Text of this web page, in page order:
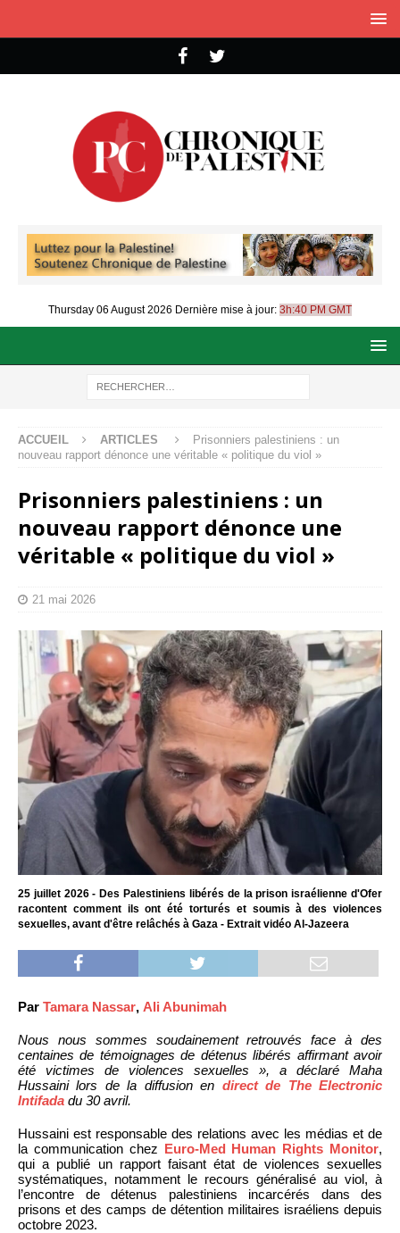
Thursday 06 August 2026 Dernière mise à jour: 3h:40 PM GMT
ACCUEIL ARTICLES
Prisonniers palestiniens : un
nouveau rapport dénonce une véritable « politique du viol »
Prisonniers palestiniens : un
nouveau rapport dénonce une
véritable « politique du viol »
21 mai 2026
25 juillet 2026 - Des Palestiniens libérés de la prison israélienne d'Ofer
racontent comment ils ont été torturés et soumis à des violences
sexuelles, avant d'être relâchés à Gaza - Extrait vidéo Al-Jazeera
Par Tamara Nassar, Ali Abunimah
Nous nous sommes soudainement retrouvés face à des
centaines de témoignages de détenus libérés affirmant avoir
été victimes de violences sexuelles », a déclaré Maha
Hussaini lors de la diffusion en direct de The Electronic
Intifada du 30 avril.
Hussaini est responsable des relations avec les médias et de
la communication chez Euro-Med Human Rights Monitor,
qui a publié un rapport faisant état de violences sexuelles
systématiques, notamment le recours généralisé au viol, à
l’encontre de détenus palestiniens incarcérés dans des
prisons et des camps de détention militaires israéliens depuis
octobre 2023.